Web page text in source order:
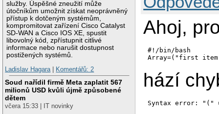
služby. Úspěšné zneužití může
útočníkům umožnit získat neoprávněný
přístup k dotčeným systémům,
kompromitovat zařízení Cisco Catalyst
SD-WAN a Cisco IOS XE, spustit
libovolný kód, zpřístupnit citlivé
informace nebo narušit dostupnost
postižených systémů.
Ladislav Hagara| Komentářů: 2
Soud nařídil firmě Meta zaplatit 567
milionů USD kvůli újmě způsobené
dětem
včera 15:33 | IT novinky
Ahoj,
#!/bin/bash
Array=("first
hází
Syntax error: "("